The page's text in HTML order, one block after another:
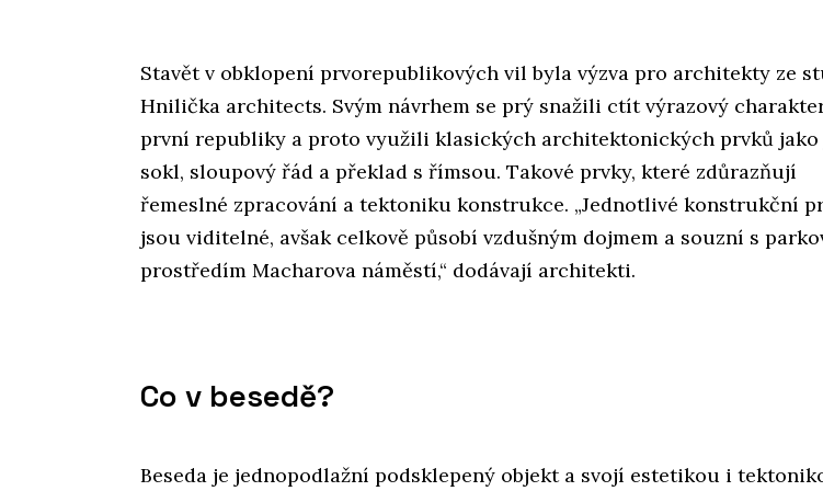
Stavět v obklopení prvorepublikových vil byla výzva pro architekty ze
Hnilička architects. Svým návrhem se prý snažili ctít výrazový
první republiky a proto využili klasických architektonických prvků jako
sokl, sloupový řád a překlad s římsou. Takové prvky, které zdůrazňují
řemeslné zpracování a tektoniku konstrukce. „Jednotlivé konstrukční
jsou viditelné, avšak celkově působí vzdušným dojmem a souzní s
prostředím Macharova náměstí,“ dodávají architekti.
Co v besedě?
Beseda je jednopodlažní podsklepený objekt a svojí estetikou i